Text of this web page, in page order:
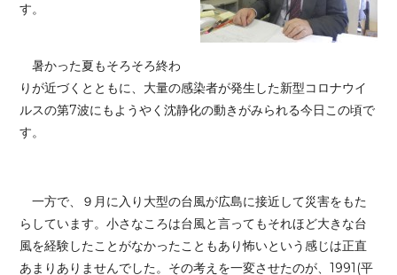
す。
暑かった夏もそろそろ終わ
りが近づくとともに、大量の感染者が発生した新型コロナウイ
ルスの第7波にもようやく沈静化の動きがみられる今日この頃で
す。
一方で、９月に入り大型の台風が広島に接近して災害をもた
らしています。小さなころは台風と言ってもそれほど大きな台
風を経験したことがなかったこともあり怖いという感じは正直
あまりありませんでした。その考えを一変させたのが、1991(平